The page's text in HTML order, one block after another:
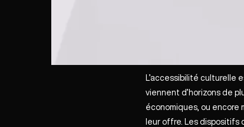
L’accessibilité culturelle
viennent d’horizons de
économiques, ou
leur offre. Les dispositifs